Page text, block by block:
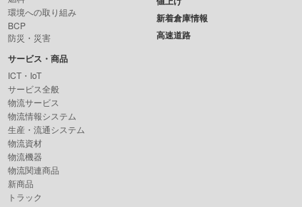
環境への取り組み
BCP
防災・災害
サービス・商品
ICT・IoT
サービス全般
物流サービス
物流情報システム
生産・流通システム
物流資材
物流機器
物流関連商品
新商品
トラック
新着倉庫情報
高速道路